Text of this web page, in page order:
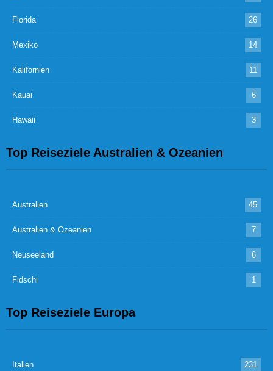
Florida 26
Mexiko 14
Kalifornien 11
Kauai 6
Hawaii 3
Top Reiseziele Australien & Ozeanien
Australien 45
Australien & Ozeanien 7
Neuseeland 6
Fidschi 1
Top Reiseziele Europa
Italien 231